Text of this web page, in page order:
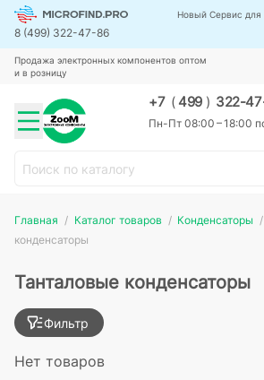
Новый Сервис для
8 (499) 322-47-86
Продажа электронных компонентов оптом
и в розницу
+7 (499 ) 322-
Пн-Пт 08:00 – 18:00
Главная Каталог товаров Конденсаторы
конденсаторы
Танталовые конденсаторы
Фильтр
Нет товаров